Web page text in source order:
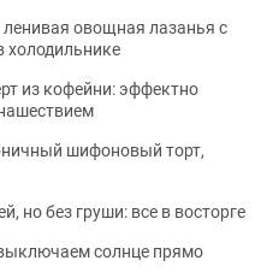
овощная лазанья с
холодильнике
из кофейни: эффектно
шифоновый торт,
но без груши: все в восторге
солнце прямо